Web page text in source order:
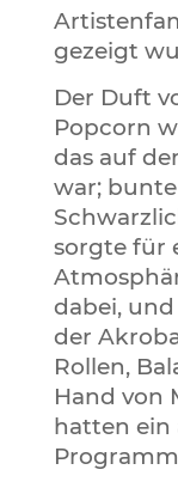
gezeigt
Der Duft
Popcorn
das auf
war;
sorgte für
dabei,
der
Rollen,
Hand von
hatten ein